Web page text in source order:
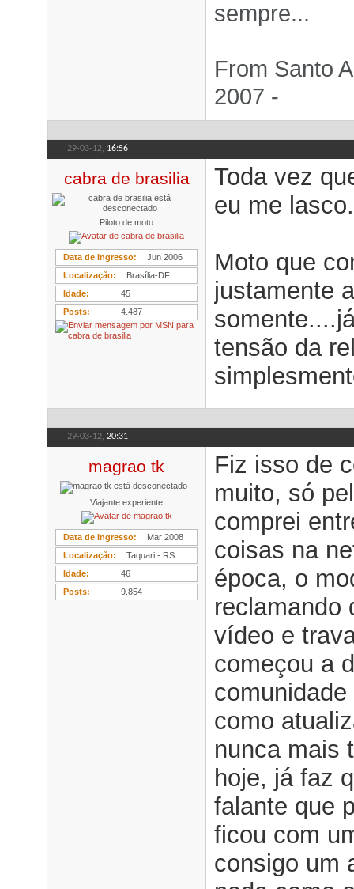
sempre...
From Santo
2007 -
29-03-12, 16:56
cabra de brasilia
Piloto de moto
Data de Ingresso
Jun 2006
Localização
Brasília-DF
Idade
45
Posts
4.487
Toda vez
eu me
Moto que
justamente
tensão da
29-03-12, 20:31
magrao tk
Viajante experiente
Data de Ingresso
Mar 2008
Localização
Taquari - RS
Idade
46
Posts
9.854
Fiz isso de
muito, só
comprei
coisas na
época, o
reclamando
vídeo e
começou a
como
nunca mais
hoje, já faz
falante que
ficou com
consigo um